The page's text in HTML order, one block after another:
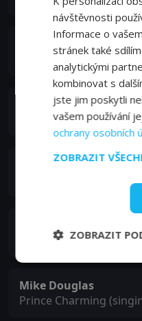
Luis van Rooten
King / Grand Duke
Don Barclay
Doorman (voice)
Lucille Bliss
Mike Douglas
Prince Charming
návštěvnosti
Informace o
stránek také
analytickými
kombinovat s
jste jim poskytli
vašem používání
ochrany osobních
ZOBRAZIT
ZOBRAZIT